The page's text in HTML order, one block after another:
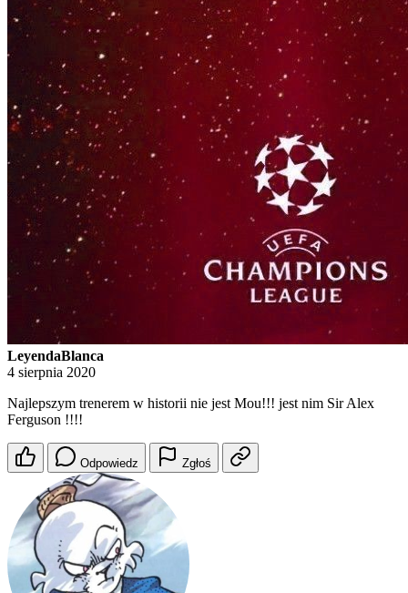
LeyendaBlanca
4 sierpnia 2020
Najlepszym trenerem w historii nie jest Mou!!! jest nim Sir Alex
Ferguson !!!!
Odpowiedz Zgłoś